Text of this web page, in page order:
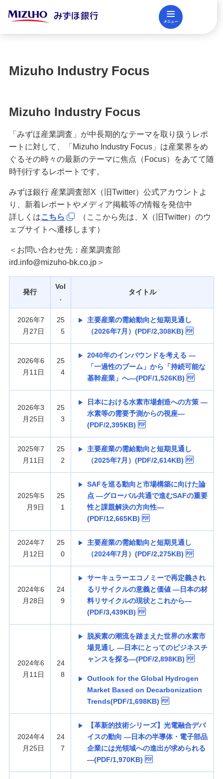
決済業務
国際業務・外国為替取引
経営・事業支援
Mizuho Industry Focus
Mizuho Industry Focus
「みずほ産業調査」が中長期的なテーマを取り扱うレポ
ートに対して、「Mizuho Industry Focus」は産業界をめ
ぐるその時々の最新のテーマに焦点（Focus）をあてて随
時刊行するレポートです。
みずほ銀行 産業調査部X（旧Twitter）公式アカウントよ
り、新着レポートやメディア掲載等の情報を発信中
詳しくはこちら
（ここから先は、X（旧Twitter）のウ
ェブサイトへ遷移します）
＜お問い合わせ先：産業調査部
ird.info@mizuho-bk.co.jp＞
発行
Vol
.
タイトル
2026年7
月27日
25
5
主要産業の需給動向と短期見通し
（2026年7月）(PDF/2,308KB)
2026年6
月11日
25
4
2040年のインバウンドを考える —
「一過性のブーム」から「持続可能な
基幹産業」へ—(PDF/1,526KB)
2026年3
月25日
25
3
日本における水素市場創造への方策 —
水素等の需要予測からの視座—
(PDF/2,395KB)
2025年7
月11日
25
2
主要産業の需給動向と短期見通し
（2025年7月）(PDF/2,614KB)
2025年5
月9日
25
1
SAFを巡る動向と市場構築に向けた論
点 —グローバル共通で進むSAFの重要
性と課題解決の方向性—
(PDF/12,665KB)
2024年7
月12日
25
0
主要産業の需給動向と短期見通し
（2024年7月）(PDF/2,275KB)
2024年6
月28日
24
9
サーキュラーエコノミーで再定義され
るリサイクルの意義と価値 —日本の材
料リサイクルの現状とこれから—
(PDF/3,439KB)
2024年6
月11日
24
8
脱炭素の潮流を踏まえた世界の水素市
場見通し —日本にとってのビジネスチ
ャンスを探る—(PDF/2,898KB)
Outlook for the Global Hydrogen
Market Based on Decarbonization
Trends(PDF/1,698KB)
2024年4
月25日
24
7
【革新的技術シリーズ】光電融合デバ
イスの動向 —日本の半導体・電子部品
企業には光領域への進出が求められる
—(PDF/1,970KB)